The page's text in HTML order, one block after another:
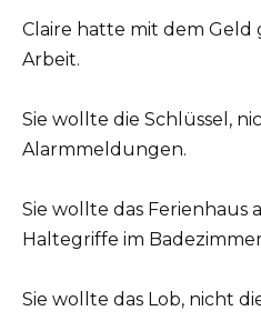
Claire hatte mit dem
Arbeit.
Sie wollte die Schlüssel,
Alarmmeldungen.
Sie wollte das Ferienhaus
Haltegriffe im
Sie wollte das Lob, nicht